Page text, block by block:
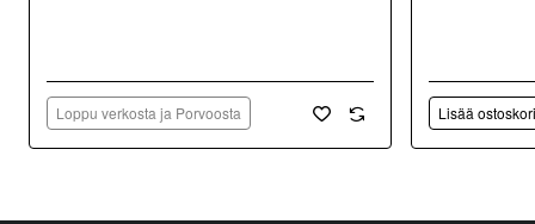
Loppu verkosta ja Porvoosta Lisää